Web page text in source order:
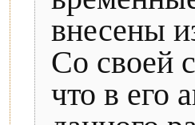
внесены
Со своей
что в его